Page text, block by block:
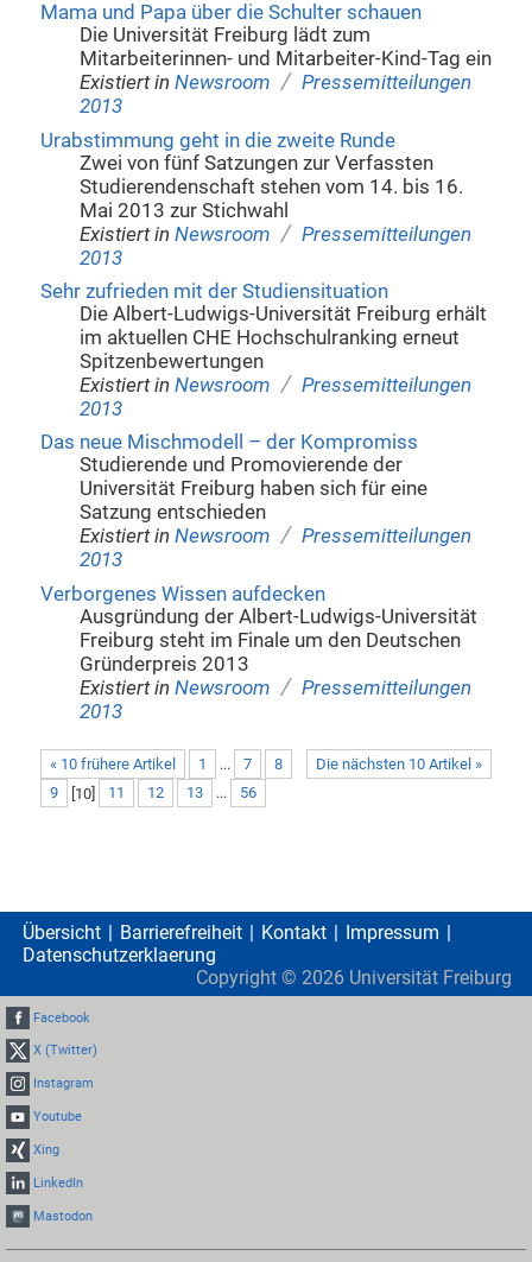
Mama und Papa über die Schulter schauen
Die Universität Freiburg lädt zum
Mitarbeiterinnen- und Mitarbeiter-Kind-Tag ein
Existiert in Newsroom / Pressemitteilungen
2013
Urabstimmung geht in die zweite Runde
Zwei von fünf Satzungen zur Verfassten
Studierendenschaft stehen vom 14. bis 16.
Mai 2013 zur Stichwahl
Existiert in Newsroom / Pressemitteilungen
2013
Sehr zufrieden mit der Studiensituation
Die Albert-Ludwigs-Universität Freiburg erhält
im aktuellen CHE Hochschulranking erneut
Spitzenbewertungen
Existiert in Newsroom / Pressemitteilungen
2013
Das neue Mischmodell – der Kompromiss
Studierende und Promovierende der
Universität Freiburg haben sich für eine
Satzung entschieden
Existiert in Newsroom / Pressemitteilungen
2013
Verborgenes Wissen aufdecken
Ausgründung der Albert-Ludwigs-Universität
Freiburg steht im Finale um den Deutschen
Gründerpreis 2013
Existiert in Newsroom / Pressemitteilungen
2013
« 10 frühere Artikel Die nächsten 10 Artikel »
1 ... 7
8
9
[10] 11 12 13 ... 56
Übersicht Barrierefreiheit Kontakt
Impressum
Datenschutzerklaerung
Copyright © 2026 Universität Freiburg
Facebook
X (Twitter)
Instagram
Youtube
Xing
LinkedIn
Mastodon